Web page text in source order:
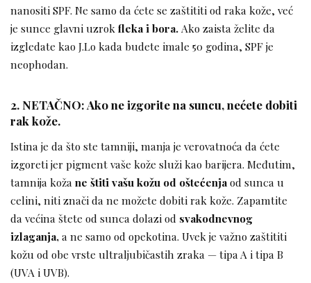
nanositi SPF. Ne samo da ćete se zaštititi od raka kože, već
je sunce glavni uzrok fleka i bora. Ako zaista želite da
izgledate kao J.Lo kada budete imale 50 godina, SPF je
neophodan.
2. NETAČNO: Ako ne izgorite na suncu, nećete dobiti
rak kože.
Istina je da što ste tamniji, manja je verovatnoća da ćete
izgoreti jer pigment vaše kože služi kao barijera. Međutim,
tamnija kožane štiti vašu kožu od oštećenjaod sunca u
celini, niti znači da ne možete dobiti rak kože. Zapamtite
da većina štete od sunca dolazi od svakodnevnog
izlaganja,a ne samo od opekotina. Uvek je važno zaštititi
kožu od obe vrste ultraljubičastih zraka — tipa A i tipa B
(UVA i UVB).